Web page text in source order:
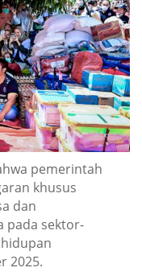
pemerintah
khusus
dan
pada sektor-
2025.